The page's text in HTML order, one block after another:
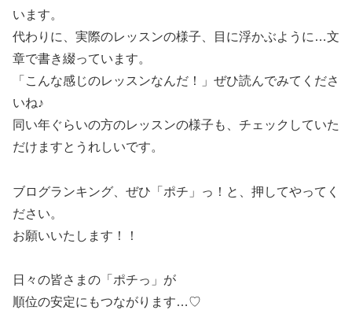
います。
代わりに、実際のレッスンの様子、目に浮かぶように…文
章で書き綴っています。
「こんな感じのレッスンなんだ！」ぜひ読んでみてくださ
いね♪
同い年ぐらいの方のレッスンの様子も、チェックしていた
だけますとうれしいです。
ブログランキング、ぜひ「ポチ」っ！と、押してやってく
ださい。
お願いいたします！！
日々の皆さまの「ポチっ」が
順位の安定にもつながります…♡